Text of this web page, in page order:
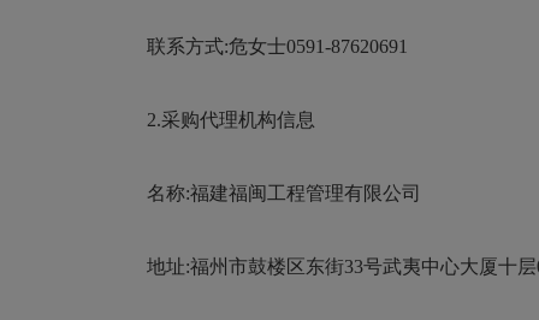
联系方式:危女士0591-87620691
2.采购代理机构信息
名称:福建福闽工程管理有限公司
地址:福州市鼓楼区东街33号武夷中心大厦十层